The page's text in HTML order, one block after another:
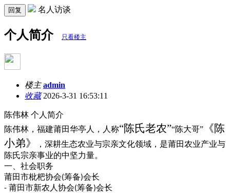
回复 名人访谈
个人简介 只看楼主
楼主 admin
收藏2026-3-31 16:53:11
陈伟林 个人简介
陈伟林，福建莆田华亭人，人称“陈氏老农”“陈大哥”
《陈
小弟》
，深耕生态农业与宗亲文化领域，是莆田农业产业与
陈氏宗亲事业的中坚力量。
一、社会职务
莆田市枇杷协会(筹备)会长
- 莆田市新农人协会(筹备)会长